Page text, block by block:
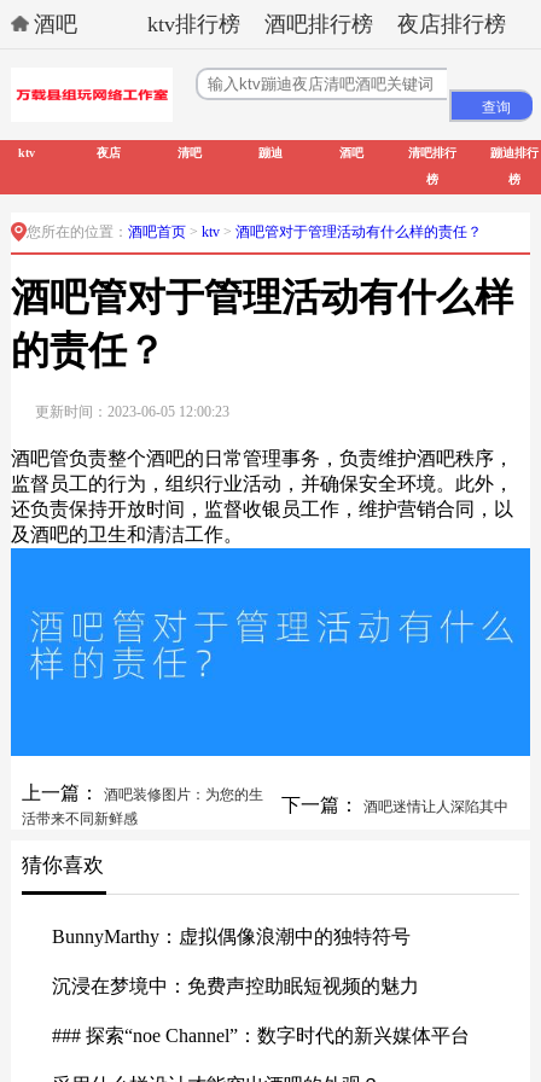
酒吧 ktv排行榜 酒吧排行榜 夜店排行榜
ktv 夜店 清吧 蹦迪 酒吧
清吧排行
榜
蹦迪排行
榜
您所在的位置： 酒吧首页> ktv > 酒吧管对于管理活动有什么样的责任？
酒吧管对于管理活动有什么样
的责任？
更新时间：2023-06-05 12:00:23
酒吧管负责整个酒吧的日常管理事务，负责维护酒吧秩序，
监督员工的行为，组织行业活动，并确保安全环境。此外，
还负责保持开放时间，监督收银员工作，维护营销合同，以
及酒吧的卫生和清洁工作。
上一篇：
酒吧装修图片：为您的生
活带来不同新鲜感
下一篇： 酒吧迷情让人深陷其中
猜你喜欢
BunnyMarthy：虚拟偶像浪潮中的独特符号
沉浸在梦境中：免费声控助眠短视频的魅力
### 探索“noe Channel”：数字时代的新兴媒体平台